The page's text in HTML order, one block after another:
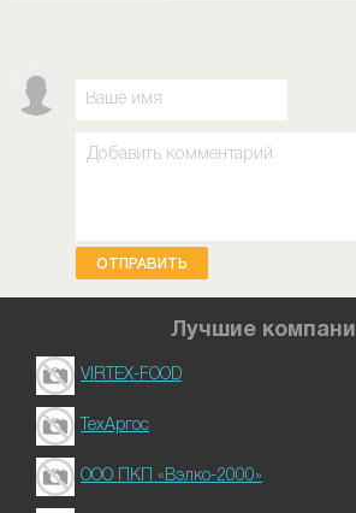
ОТПРАВИТЬ
Лучшие
VIRTEX-FOOD
ТехАргос
ООО ПКП «Вэлко-2000»